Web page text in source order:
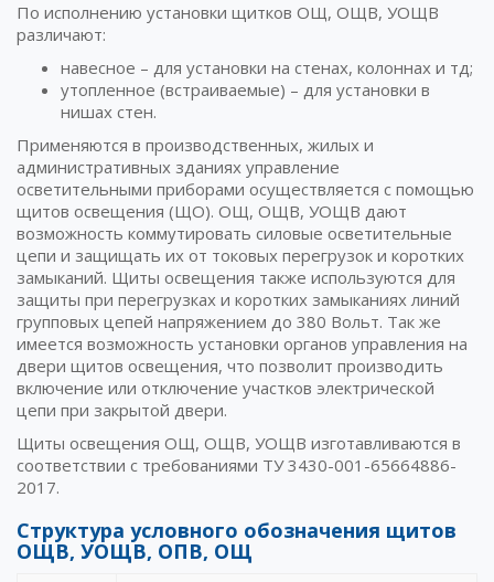
По исполнению установки щитков ОЩ, ОЩВ, УОЩВ
различают:
навесное – для установки на стенах, колоннах и тд;
утопленное (встраиваемые) – для установки в
нишах стен.
Применяются в производственных, жилых и
административных зданиях управление
осветительными приборами осуществляется с помощью
щитов освещения (ЩО). ОЩ, ОЩВ, УОЩВ дают
возможность коммутировать силовые осветительные
цепи и защищать их от токовых перегрузок и коротких
замыканий. Щиты освещения также используются для
защиты при перегрузках и коротких замыканиях линий
групповых цепей напряжением до 380 Вольт. Так же
имеется возможность установки органов управления на
двери щитов освещения, что позволит производить
включение или отключение участков электрической
цепи при закрытой двери.
Щиты освещения ОЩ, ОЩВ, УОЩВ изготавливаются в
соответствии с требованиями ТУ 3430-001-65664886-
2017.
Структура условного обозначения щитов
ОЩВ, УОЩВ, ОПВ, ОЩ